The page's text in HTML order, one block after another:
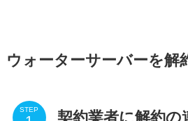
ウォーターサーバーを解
STEP 契約業者に解約の